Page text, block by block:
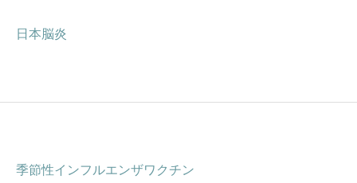
日本脳炎
季節性インフルエンザワクチン